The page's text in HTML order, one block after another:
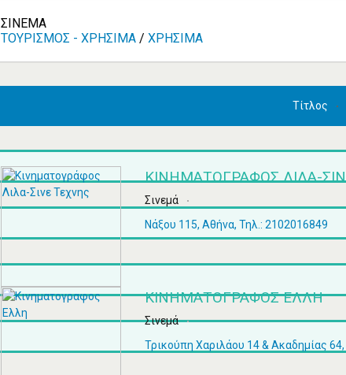
ΣΙΝΕΜΆ
ΤΟΥΡΙΣΜΌΣ - ΧΡΉΣΙΜΑ/ ΧΡΉΣΙΜΑ
Τίτλος
ΚΙΝΗΜΑΤΟΓΡΆΦΟΣ ΛΙΛΑ-
Σινεμά
Νάξου 115, Αθήνα, Τηλ.: 2102016849
ΚΙΝΗΜΑΤΟΓΡΑΦΟΣ ΕΛΛΗ
Σινεμά
Τρικούπη Χαριλάου 14 & Ακαδημίας